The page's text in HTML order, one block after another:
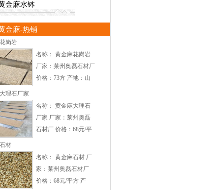
金麻水钵
金麻-热销
岗岩
名称： 黄金麻花岗岩
厂家：莱州奥磊石材厂
价格：73方 产地：山
中黄，深黄，大花，中
花，小花 加工方式：
荔枝面，火烧面，光
理石厂家
名称： 黄金麻大理石
厂家 厂家：莱州奥磊
石材厂 价格：68元/平
色：浅黄，中黄，深
黄，大花，中花，小花
加工方式：荔枝面，火
材
名称： 黄金麻石材 厂
家：莱州奥磊石材厂
价格：68元/平方 产